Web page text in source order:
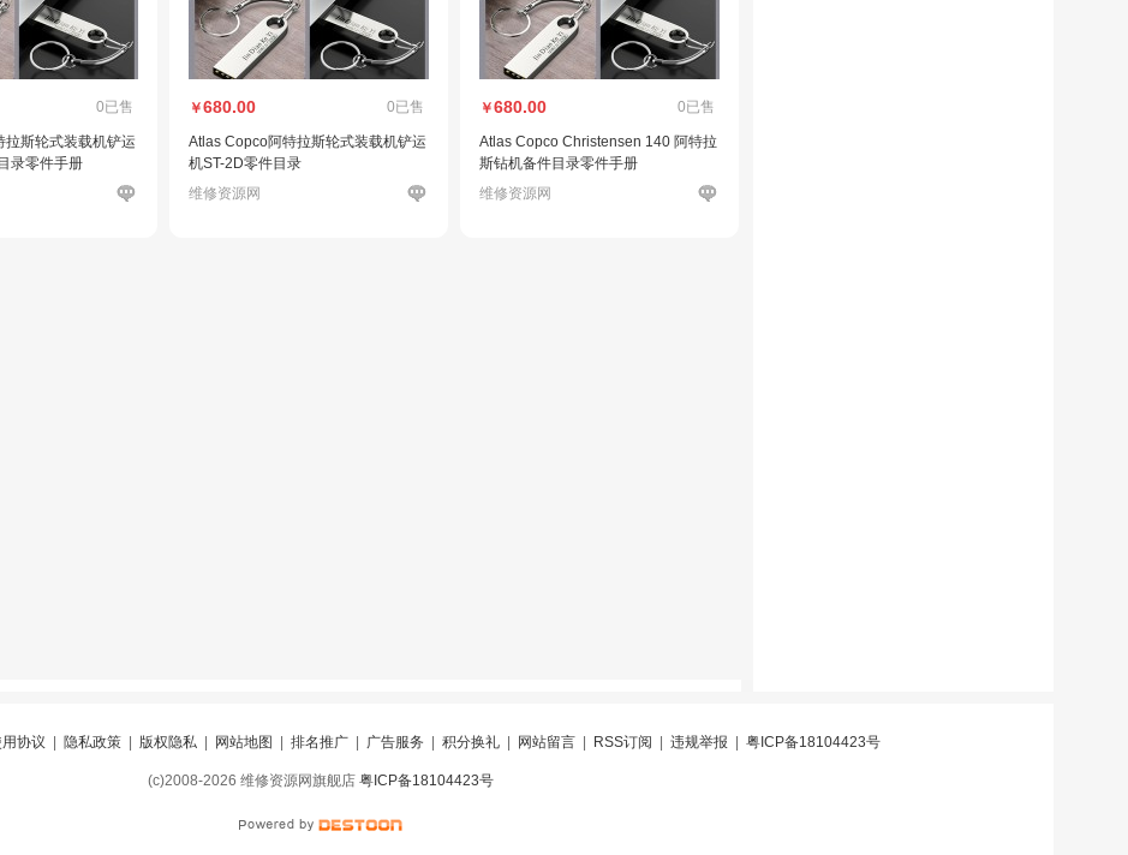
0已售
斯轮式装载机铲运
录零件手册
￥680.00 0已售
Atlas Copco阿特拉斯轮式装载机铲运
机ST-2D零件目录
维修资源网
￥680.00 0已售
Atlas Copco Christensen 140 阿特拉
斯钻机备件目录零件手册
维修资源网
协议 隐私政策 版权隐私 网站地图 排名推广 广告服务 积分换礼 网站留言 RSS订阅 违规举报 粤ICP备18104423号
(c)2008-2026 维修资源网旗舰店 粤ICP备18104423号